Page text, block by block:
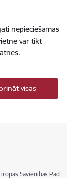
nepieciešamās
var tikt
visas
Savienības